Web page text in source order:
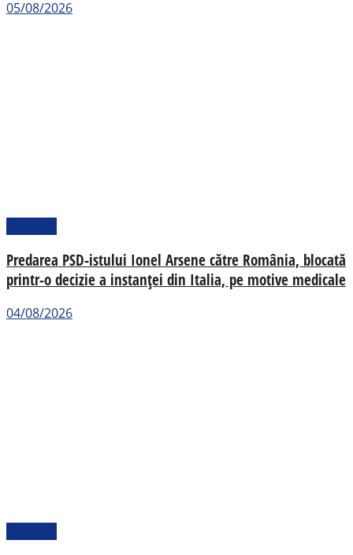
05/08/2026
Predarea PSD-istului Ionel Arsene către România, blocată
printr-o decizie a instanței din Italia, pe motive medicale
04/08/2026